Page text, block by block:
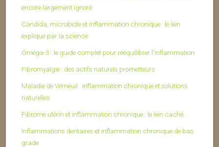
encore largement ignoré
Candida, microbiote et inflammation chronique : le lien
expliqué par la science
Oméga-3 : le guide complet pour rééquilibrer l’inflammation
Fibromyalgie : des actifs naturels prometteurs
Maladie de Verneuil : inflammation chronique et solutions
naturelles
Fibrome utérin et inflammation chronique : le lien caché
Inflammations dentaires et inflammation chronique de bas
grade